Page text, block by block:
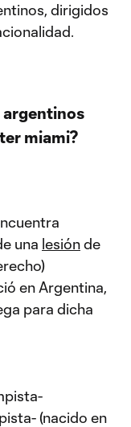
dirigidos
argentinos
miami?
una lesiónde
en Argentina,
para dicha
(nacido en